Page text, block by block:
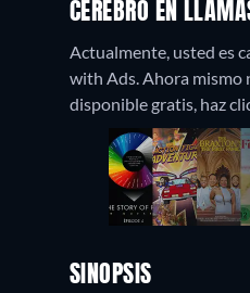
CEREBRO EN
Actualmente, usted es
with Ads.Ahora mismo
disponible gratis, haz
SINOPSIS